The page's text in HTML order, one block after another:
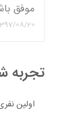
موفق
08/20
تجربه
اولین